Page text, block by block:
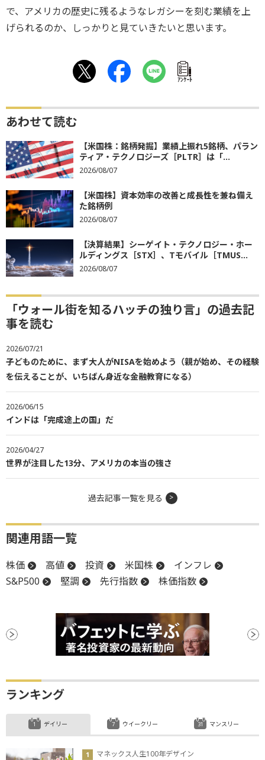
で、アメリカの歴史に残るようなレガシーを刻む業績を上
げられるのか、しっかりと見ていきたいと思います。
ｱﾝｹｰﾄ
あわせて読む
【米国株：銘柄発掘】業績上振れ5銘柄、パラン
ティア・テクノロジーズ［PLTR］は「...
2026/08/07
【米国株】資本効率の改善と成長性を兼ね備え
た銘柄例
2026/08/07
【決算結果】シーゲイト・テクノロジー・ホー
ルディングス［STX］、Tモバイル［TMUS...
2026/08/07
「ウォール街を知るハッチの独り言」の過去記
事を読む
2026/07/21
子どものために、まず大人がNISAを始めよう（親が始め、その経験
を伝えることが、いちばん身近な金融教育になる）
2026/06/15
インドは「完成途上の国」だ
2026/04/27
世界が注目した13分、アメリカの本当の強さ
過去記事一覧を見る
関連用語一覧
株価 高値 投資 米国株
インフレ
S&P500
堅調 先行指数 株価指数
ランキング
デイリー
マネックス人生100年デザイン
ウイークリー マンスリー